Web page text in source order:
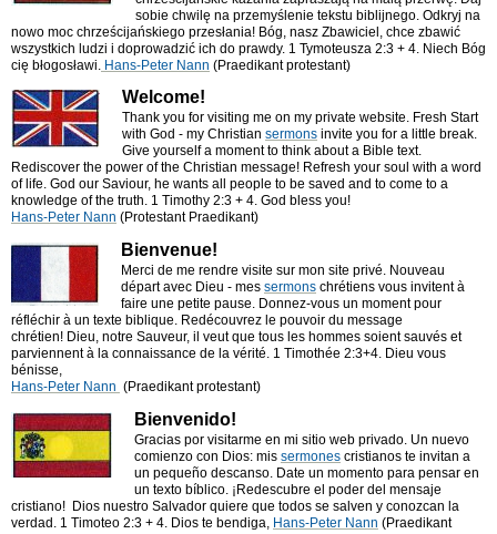
sobie chwilę na przemyślenie tekstu biblijnego. Odkryj na
nowo moc chrześcijańskiego przesłania! Bóg, nasz Zbawiciel, chce zbawić
wszystkich ludzi i doprowadzić ich do prawdy. 1 Tymoteusza 2:3 + 4.​ Niech Bóg
cię błogosławi.
Hans-Peter Nann (Praedikant protestant)
Welcome!
Thank you for visiting me on my private website. Fresh Start
with God - my Christian sermons invite you for a little break.
Give yourself a moment to think about a Bible text.
Rediscover the power of the Christian message! Refresh your soul with a word
of life. God our Saviour, he wants all people to be saved and to come to a
knowledge of the truth. 1 Timothy 2:3 + 4. God bless you!
Hans-Peter Nann (Protestant Praedikant)
Bienvenue!
Merci de me rendre visite sur mon site privé. Nouveau
départ avec Dieu - mes sermons chrétiens vous invitent à
faire une petite pause. Donnez-vous un moment pour
réfléchir à un texte biblique. Redécouvrez le pouvoir du message
chrétien! Dieu, notre Sauveur, il veut que tous les hommes soient sauvés et
parviennent à la connaissance de la vérité. 1 Timothée 2:3+4. Dieu vous
bénisse,
Hans-Peter Nann (Praedikant protestant)
Bienvenido!
Gracias por visitarme en mi sitio web privado. Un nuevo
comienzo con Dios: mis sermones cristianos te invitan a
un pequeño descanso. Date un momento para pensar en
un texto bíblico. ¡Redescubre el poder del mensaje
cristiano! Dios nuestro Salvador quiere que todos se salven y conozcan la
verdad. 1 Timoteo 2:3 + 4. Dios te bendiga, Hans-Peter Nann (Praedikant